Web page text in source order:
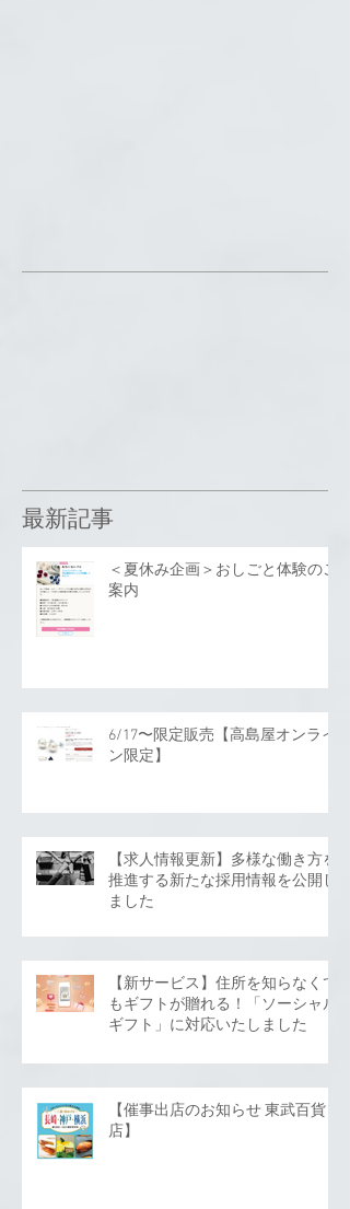
最新記事
＜夏休み企画＞おしごと体験のご
案内
6/17〜限定販売【高島屋オンライ
ン限定】
【求人情報更新】多様な働き方を
推進する新たな採用情報を公開し
ました
【新サービス】住所を知らなくて
もギフトが贈れる！「ソーシャル
ギフト」に対応いたしました
【催事出店のお知らせ 東武百貨
店】